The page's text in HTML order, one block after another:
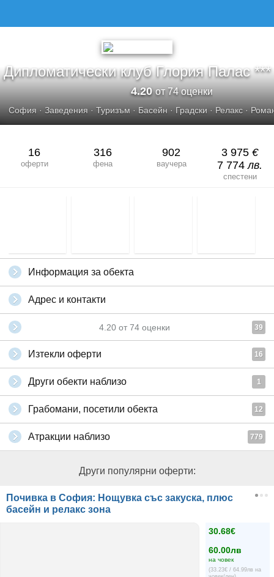
Дипломатически клуб Глория Палас ***
4.20от 74 оценки
София · Заведения · Туризъм · Басейн · Градски · Релакс ·
16
оферти
316
фена
902
ваучера
3 975 €
7 774лв.
спестени
Информация за обекта
Адрес и контакти
4.20 от 74 оценки 39
Изтекли оферти 16
Други обекти наблизо 1
Грабомани, посетили обекта 12
Атракции наблизо 779
Други популярни оферти:
Почивка в София: Нощувка със закуска, плюс
басейн и релакс зона
30.68€
60.00лв
на човек
(33.23€ / 64.99лв на